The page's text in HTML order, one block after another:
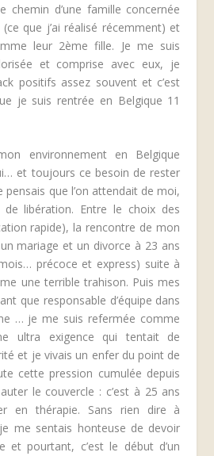
chemin d’une famille concernée
que j’ai réalisé récemment) et
leur 2ème fille. Je me suis
et comprise avec eux, je
positifs assez souvent et c’est
je suis rentrée en Belgique 11
environnement en Belgique
et toujours ce besoin de rester
que l’on attendait de moi,
libération. Entre le choix des
rapide), la rencontre de mon
mariage et un divorce à 23 ans
précoce et express) suite à
une terrible trahison. Puis mes
que responsable d’équipe dans
… je me suis refermée comme
ultra exigence qui tentait de
et je vivais un enfer du point de
cette pression cumulée depuis
le couvercle : c’est à 25 ans
en thérapie. Sans rien dire à
me sentais honteuse de devoir
et pourtant, c’est le début d’un